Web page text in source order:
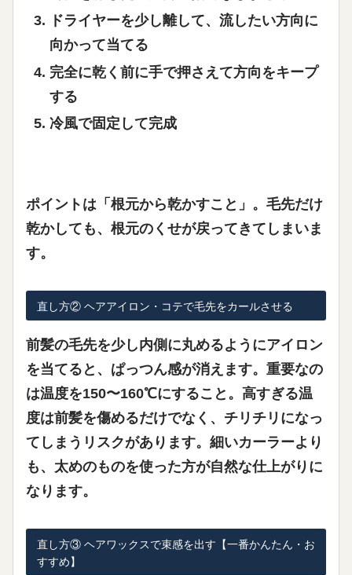
ドライヤーを少し離して、流したい方向に
向かって当てる
完全に乾く前に手で押さえて方向をキープ
する
冷風で固定して完成
ポイントは「根元から乾かすこと」。毛先だけ
乾かしても、根元のくせが戻ってきてしまいま
す。
直し方② ヘアアイロン・コテで毛先をカールさせる
前髪の毛先を少し内側に丸めるようにアイロン
を当てると、ぱっつん感が消えます。重要なの
は温度を150〜160℃にすること 。高すぎる温
度は前髪を傷めるだけでなく、チリチリになっ
てしまうリスクがあります。細いカーラーより
も、太めのものを使った方が自然な仕上がりに
なります。
直し方③ ヘアワックスで束感を出す【一番かんたん・お
すすめ】